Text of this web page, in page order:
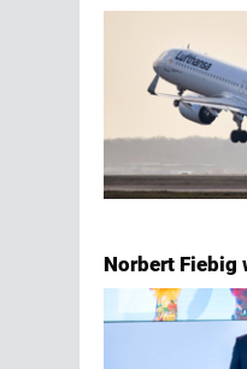
Norbert Fiebig